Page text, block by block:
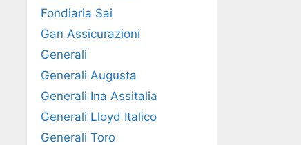
Fondiaria Sai
Gan Assicurazioni
Generali
Generali Augusta
Generali Ina Assitalia
Generali Lloyd Italico
Generali Toro